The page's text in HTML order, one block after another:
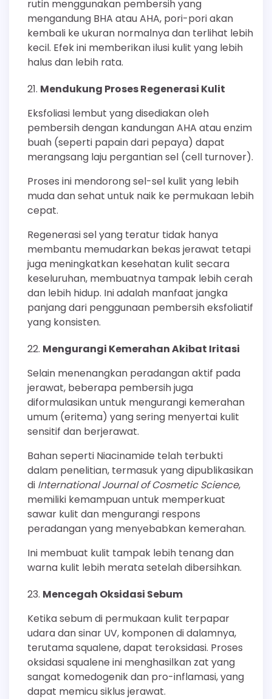
rutin menggunakan pembersih yang
mengandung BHA atau AHA, pori-pori akan
kembali ke ukuran normalnya dan terlihat lebih
kecil. Efek ini memberikan ilusi kulit yang lebih
halus dan lebih rata.
Mendukung Proses Regenerasi Kulit
Eksfoliasi lembut yang disediakan oleh
pembersih dengan kandungan AHA atau enzim
buah (seperti papain dari pepaya) dapat
merangsang laju pergantian sel (cell turnover).
Proses ini mendorong sel-sel kulit yang lebih
muda dan sehat untuk naik ke permukaan lebih
cepat.
Regenerasi sel yang teratur tidak hanya
membantu memudarkan bekas jerawat tetapi
juga meningkatkan kesehatan kulit secara
keseluruhan, membuatnya tampak lebih cerah
dan lebih hidup. Ini adalah manfaat jangka
panjang dari penggunaan pembersih eksfoliatif
yang konsisten.
Mengurangi Kemerahan Akibat Iritasi
Selain menenangkan peradangan aktif pada
jerawat, beberapa pembersih juga
diformulasikan untuk mengurangi kemerahan
umum (eritema) yang sering menyertai kulit
sensitif dan berjerawat.
Bahan seperti Niacinamide telah terbukti
dalam penelitian, termasuk yang dipublikasikan
di International Journal of Cosmetic Science,
memiliki kemampuan untuk memperkuat
sawar kulit dan mengurangi respons
peradangan yang menyebabkan kemerahan.
Ini membuat kulit tampak lebih tenang dan
warna kulit lebih merata setelah dibersihkan.
Mencegah Oksidasi Sebum
Ketika sebum di permukaan kulit terpapar
udara dan sinar UV, komponen di dalamnya,
terutama squalene, dapat teroksidasi. Proses
oksidasi squalene ini menghasilkan zat yang
sangat komedogenik dan pro-inflamasi, yang
dapat memicu siklus jerawat.